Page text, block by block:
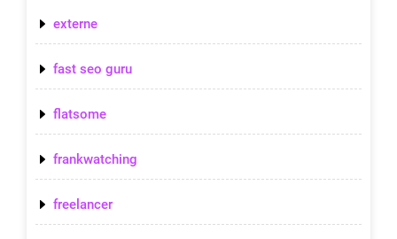
externe
fast seo guru
flatsome
frankwatching
freelancer